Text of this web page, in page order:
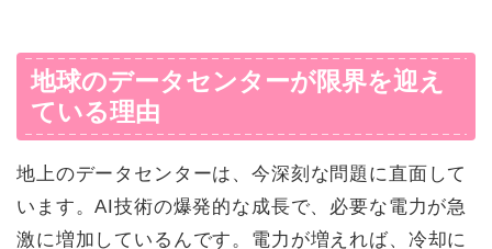
地球のデータセンターが限界を迎え
ている理由
地上のデータセンターは、今深刻な問題に直面して
います。AI技術の爆発的な成長で、必要な電力が急
激に増加しているんです。電力が増えれば、冷却に